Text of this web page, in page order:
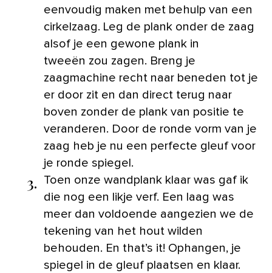
eenvoudig maken met behulp van een
cirkelzaag. Leg de plank onder de zaag
alsof je een gewone plank in
tweeën zou zagen. Breng je
zaagmachine recht naar beneden tot je
er door zit en dan direct terug naar
boven zonder de plank van positie te
veranderen. Door de ronde vorm van je
zaag heb je nu een perfecte gleuf voor
je ronde spiegel.
3.
Toen onze wandplank klaar was gaf ik
die nog een likje verf. Een laag was
meer dan voldoende aangezien we de
tekening van het hout wilden
behouden. En that’s it! Ophangen, je
spiegel in de gleuf plaatsen en klaar.